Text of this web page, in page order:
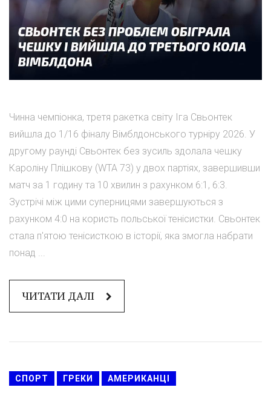
Чинна чемпіонка, третя ракетка світу Іга Свьонтек
вийшла до 1/16 фіналу Вімблдонського турніру 2026. У
другому раунді Свьонтек без зусиль здолала чешку
Кароліну Плішкову (WTA 73) у двох партіях, завершивши
матч за 1 годину та 10 хвилин з рахунком 6:1, 6:3.
Зустрічі між цими суперницями завершуються з
рахунком 4:0 на користь польської тенісистки. Свьонтек
стала п'ятою тенісисткою в історії, яка змогла набрати
понад ...
ЧИТАТИ ДАЛІ
СПОРТ ГРЕКИ АМЕРИКАНЦІ